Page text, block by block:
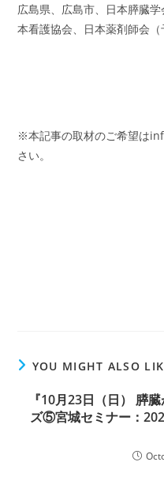
広島県、広島市、日本膵臓
本看護協会、日本薬剤師会（
※本記事の取材のご希望は
さい。
YOU MIGHT ALSO
『10月23日（日） 膵
ズ⑤宮城セミナー：